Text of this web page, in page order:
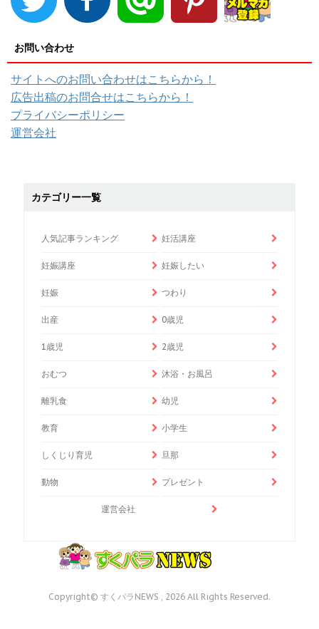
お問い合わせ
サイトへのお問い合わせはこちらから！
広告出稿のお問合せはこちらから！
プライバシーポリシー
運営会社
カテゴリー一覧
人気記事ランキング 妊活講座
妊娠講座 妊娠したい
妊娠 つわり
出産 0歳児
1歳児 2歳児
おむつ 沐浴・お風呂
離乳食 幼児
教育 小学生
しくじり育児 旦那
動物 プレゼント
運営会社
Copyright© すくパラNEWS , 2026 All Rights Reserved.